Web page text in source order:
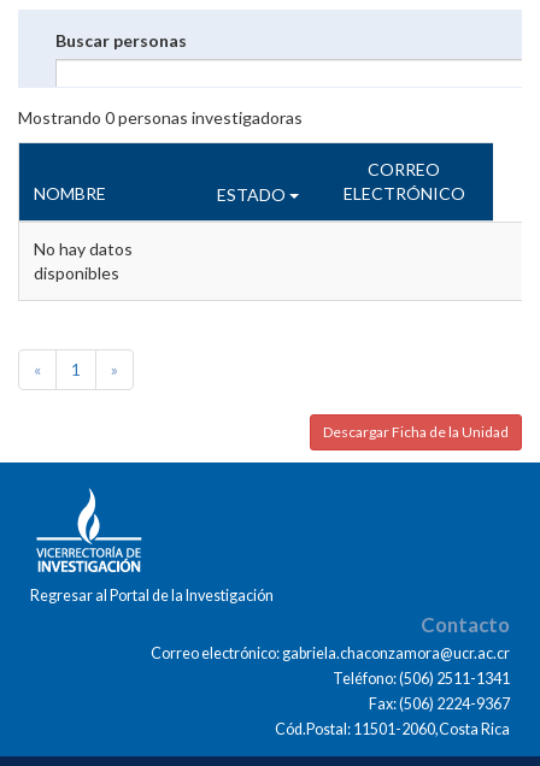
Buscar personas
Mostrando 0personas investigadoras
NOMBRE ESTADO
CORREO
ELECTRÓNICO
No hay datos
disponibles
« 1 »
Descargar Ficha de la Unidad
Regresar al Portal de la Investigación
Contacto
Correo electrónico: gabriela.chaconzamora@ucr.ac.cr
Teléfono: (506) 2511-1341
Fax: (506) 2224-9367
Cód.Postal: 11501-2060,Costa Rica